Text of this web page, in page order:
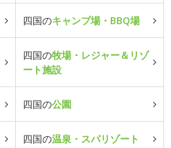
四国のキャンプ場・BBQ場
四国の牧場・レジャー＆リゾ
ート施設
四国の公園
四国の温泉・スパリゾート